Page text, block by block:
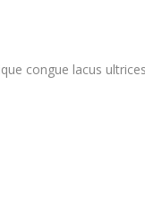
congue lacus